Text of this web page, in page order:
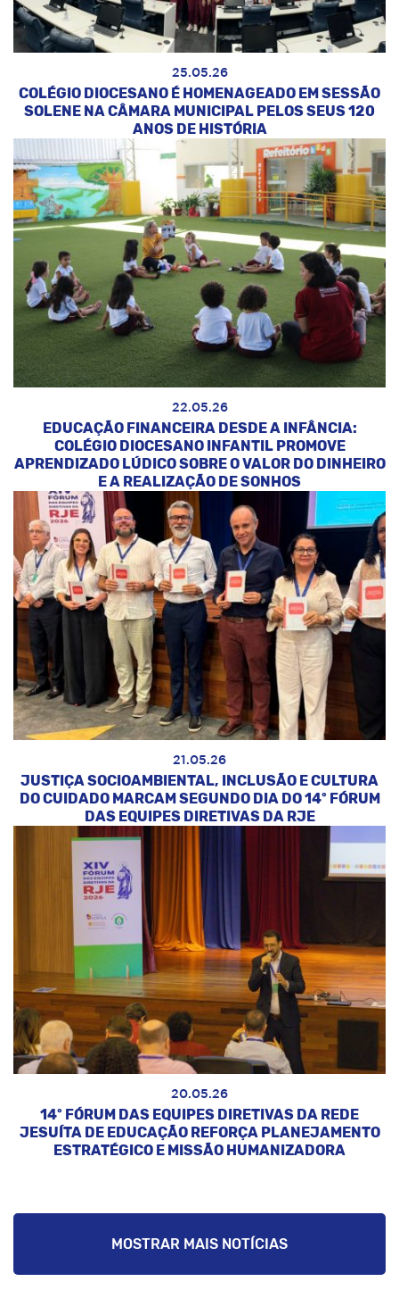
25.05.26
COLÉGIO DIOCESANO É HOMENAGEADO EM SESSÃO
SOLENE NA CÂMARA MUNICIPAL PELOS SEUS 120
ANOS DE HISTÓRIA
22.05.26
EDUCAÇÃO FINANCEIRA DESDE A INFÂNCIA:
COLÉGIO DIOCESANO INFANTIL PROMOVE
APRENDIZADO LÚDICO SOBRE O VALOR DO DINHEIRO
E A REALIZAÇÃO DE SONHOS
21.05.26
JUSTIÇA SOCIOAMBIENTAL, INCLUSÃO E CULTURA
DO CUIDADO MARCAM SEGUNDO DIA DO 14º FÓRUM
DAS EQUIPES DIRETIVAS DA RJE
20.05.26
14º FÓRUM DAS EQUIPES DIRETIVAS DA REDE
JESUÍTA DE EDUCAÇÃO REFORÇA PLANEJAMENTO
ESTRATÉGICO E MISSÃO HUMANIZADORA
MOSTRAR MAIS NOTÍCIAS